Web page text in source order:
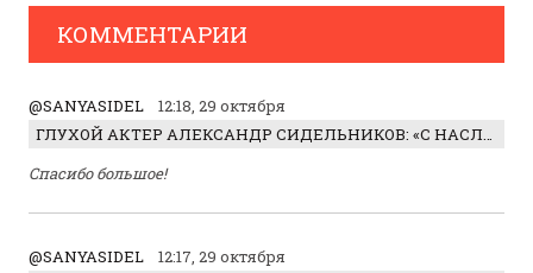
КОММЕНТАРИИ
@SANYASIDEL
12:18, 29 октября
ГЛУХОЙ АКТЕР АЛЕКСАНДР СИДЕЛЬНИКОВ: «С НАСЛАЖДЕНИЕМ ИГРАЛ ОТРИЦАТЕЛЬНОГО ГЕРОЯ!»
Спасибо большое!
@SANYASIDEL
12:17, 29 октября